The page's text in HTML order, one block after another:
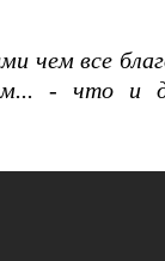
чем все
- что и